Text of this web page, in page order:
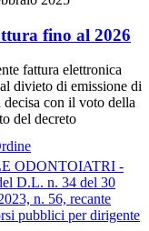
fino al 2026
fattura elettronica
divieto di emissione di
decisa con il voto della
del decreto